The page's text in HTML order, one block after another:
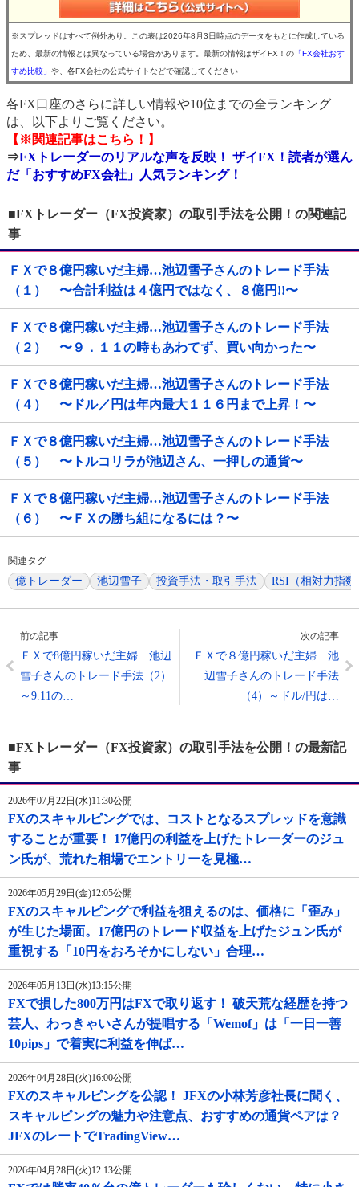
※スプレッドはすべて例外あり。この表は2026年8月3日時点のデータをもとに作成している
ため、最新の情報とは異なっている場合があります。最新の情報はザイFX！の 「FX会社おす
すめ比較」 や、各FX会社の公式サイトなどで確認してください
各FX口座のさらに詳しい情報や10位までの全ランキング
は、以下よりご覧ください。
【※関連記事はこちら！】
⇒FXトレーダーのリアルな声を反映！ ザイFX！読者が選ん
だ「おすすめFX会社」人気ランキング！
■FXトレーダー（FX投資家）の取引手法を公開！の関連記
事
ＦＸで８億円稼いだ主婦…池辺雪子さんのトレード手法
（１） 〜合計利益は４億円ではなく、８億円!!〜
ＦＸで８億円稼いだ主婦…池辺雪子さんのトレード手法
（２） 〜９．１１の時もあわてず、買い向かった〜
ＦＸで８億円稼いだ主婦…池辺雪子さんのトレード手法
（４） 〜ドル／円は年内最大１１６円まで上昇！〜
ＦＸで８億円稼いだ主婦…池辺雪子さんのトレード手法
（５） 〜トルコリラが池辺さん、一押しの通貨〜
ＦＸで８億円稼いだ主婦…池辺雪子さんのトレード手法
（６） 〜ＦＸの勝ち組になるには？〜
関連タグ
億トレーダー 池辺雪子 投資手法・取引手法 RSI（相対力指数
前の記事
ＦＸで8億円稼いだ主婦…池辺
雪子さんのトレード手法（2）
～9.11の…
次の記事
ＦＸで８億円稼いだ主婦…池
辺雪子さんのトレード手法
（4）～ドル/円は…
■FXトレーダー（FX投資家）の取引手法を公開！の最新記
事
2026年07月22日(水)11:30公開
FXのスキャルピングでは、コストとなるスプレッドを意識
することが重要！ 17億円の利益を上げたトレーダーのジュ
ン氏が、荒れた相場でエントリーを見極…
2026年05月29日(金)12:05公開
FXのスキャルピングで利益を狙えるのは、価格に「歪み」
が生じた場面。17億円のトレード収益を上げたジュン氏が
重視する「10円をおろそかにしない」合理…
2026年05月13日(水)13:15公開
FXで損した800万円はFXで取り返す！ 破天荒な経歴を持つ
芸人、わっきゃいさんが提唱する「Wemof」は「一日一善
10pips」で着実に利益を伸ば…
2026年04月28日(火)16:00公開
FXのスキャルピングを公認！ JFXの小林芳彦社長に聞く、
スキャルピングの魅力や注意点、おすすめの通貨ペアは？
JFXのレートでTradingView…
2026年04月28日(火)12:13公開